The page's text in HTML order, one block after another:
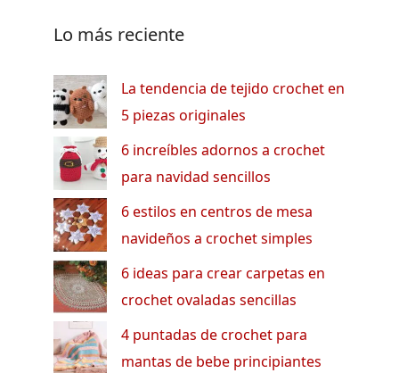
Lo más reciente
La tendencia de tejido crochet en
5 piezas originales
6 increíbles adornos a crochet
para navidad sencillos
6 estilos en centros de mesa
navideños a crochet simples
6 ideas para crear carpetas en
crochet ovaladas sencillas
4 puntadas de crochet para
mantas de bebe principiantes